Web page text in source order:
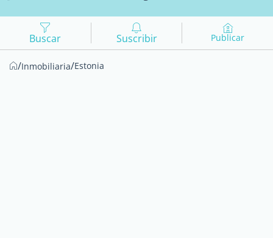
Buscar Suscribir Publicar
/Inmobiliaria/Estonia